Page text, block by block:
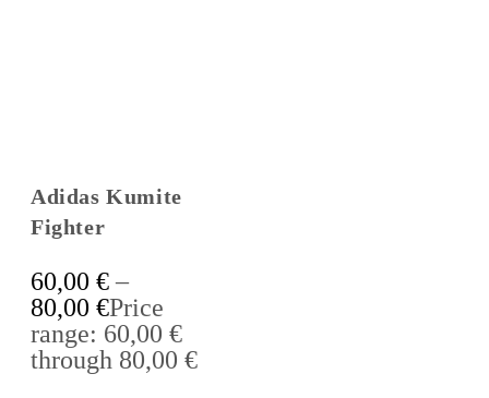
Adidas Kumite
Fighter
60,00 € –
80,00 €Price
range: 60,00 €
through 80,00 €